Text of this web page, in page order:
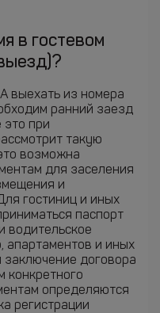
в гостевом
выехать из номера
ранний заезд
это при
такую
возможна
для заселения
и
гостиниц и иных
паспорт
водительское
апартаментов и иных
заключение договора
конкретного
определяются
регистрации